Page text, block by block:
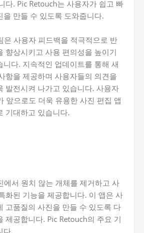
다. Pic Retouch는 사용자가 쉽고 빠
을 만들 수 있도록 도와줍니다.
은 사용자 피드백을 적극적으로 반
향상시키고 사용 편의성을 높이기
니다. 지속적인 업데이트를 통해 새
항을 제공하며 사용자들의 의견을
발전시켜 나가고 있습니다. 사용자
앞으로도 더욱 유용한 사진 편집 앱
기대하고 있습니다.
에서 원치 않는 개체를 제거하고 사
화된 기능을 제공합니다. 이 앱은 사
고품질의 사진을 만들 수 있도록 다
제공합니다. Pic Retouch의 주요 기
다.